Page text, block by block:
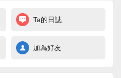
Ta的日誌
加為好友